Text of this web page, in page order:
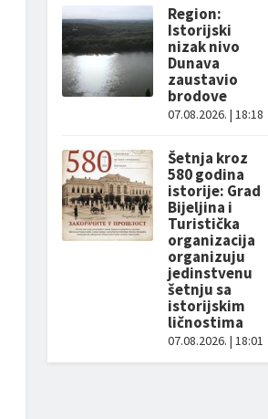
Region:
Istorijski
nizak nivo
Dunava
zaustavio
brodove
07.08.2026. | 18:18
Šetnja kroz
580 godina
istorije: Grad
Bijeljina i
Turistička
organizacija
organizuju
jedinstvenu
šetnju sa
istorijskim
ličnostima
07.08.2026. | 18:01